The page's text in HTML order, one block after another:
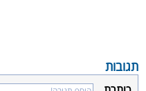
תגובות